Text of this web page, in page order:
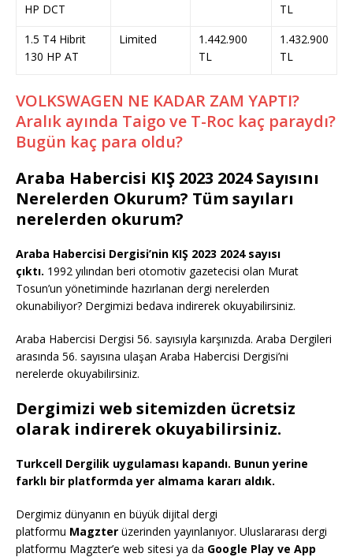
HP DCT
TL
1.5 T4 Hibrit
130 HP AT
Limited
1.442.900
TL
1.432.900
TL
VOLKSWAGEN NE KADAR ZAM YAPTI?
Aralık ayında Taigo ve T-Roc kaç paraydı?
Bugün kaç para oldu?
Araba Habercisi KIŞ 2023 2024 Sayısını
Nerelerden Okurum? Tüm sayıları
nerelerden okurum?
Araba Habercisi Dergisi’nin KIŞ 2023 2024 sayısı
çıktı. 1992 yılından beri otomotiv gazetecisi olan Murat
Tosun’un yönetiminde hazırlanan dergi nerelerden
okunabiliyor? Dergimizi bedava indirerek okuyabilirsiniz.
Araba Habercisi Dergisi 56. sayısıyla karşınızda. Araba Dergileri
arasında 56. sayısına ulaşan Araba Habercisi Dergisi’ni
nerelerde okuyabilirsiniz.
Dergimizi web sitemizden ücretsiz
olarak indirerek okuyabilirsiniz.
Turkcell Dergilik uygulaması kapandı. Bunun yerine
farklı bir platformda yer almama kararı aldık.
Dergimiz dünyanın en büyük dijital dergi
platformu Magzter üzerinden yayınlanıyor. Uluslararası dergi
platformu Magzter’e web sitesi ya da Google Play ve App